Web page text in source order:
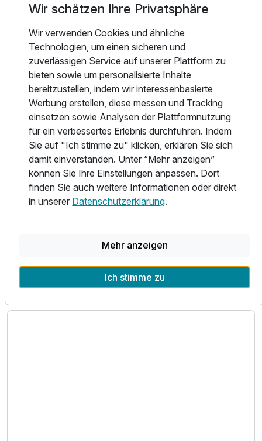
eine entspannte Auszeit. In Bielefeld finden Sie eine
perfekte Mischung aus Natur, Kultur und
Einkaufsmöglichkeiten, die die Stadt zu einem besonderen
Ziel im Herzen Deutschlands machen.
Lassen Sie sich bei Ihrem Kurzurlaub verwöhnen!
Teil der Kette
Steigenberger Hotels & Resorts
Lage & Umgebung
Wir schätzen Ihre Privatsphäre
Wir verwenden Cookies und ähnliche
Technologien, um einen sicheren und
zuverlässigen Service auf unserer Plattform zu
bieten sowie um personalisierte Inhalte
bereitzustellen, indem wir interessenbasierte
Werbung erstellen, diese messen und Tracking
einsetzen sowie Analysen der Plattformnutzung
für ein verbessertes Erlebnis durchführen. Indem
Sie auf "Ich stimme zu" klicken, erklären Sie sich
damit einverstanden. Unter “Mehr anzeigen”
können Sie Ihre Einstellungen anpassen. Dort
finden Sie auch weitere Informationen oder direkt
in unserer Datenschutzerklärung.
Mehr anzeigen
Ich stimme zu